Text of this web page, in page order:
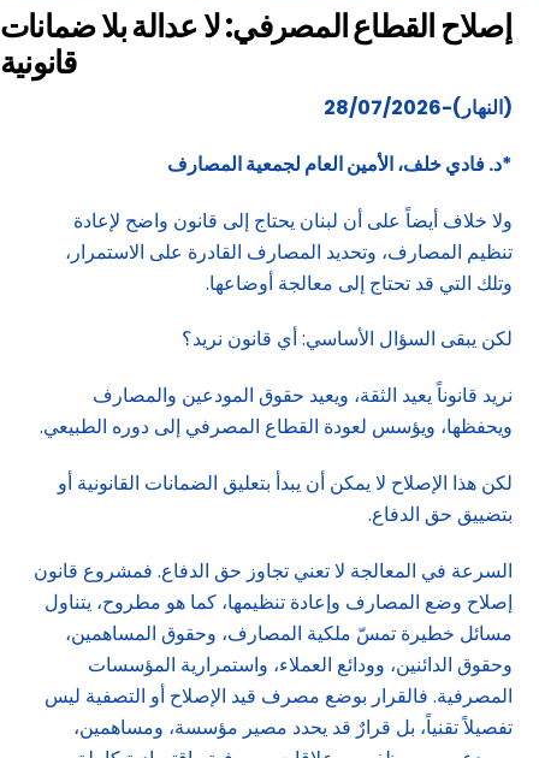
إصلاح القطاع المصرفي: لا عدالة بلا ضمانات
قانونية
(النهار)-28/07/2026
*د. فادي خلف،الأمين العام لجمعية المصارف
ولا خلاف أيضاً على أن لبنان يحتاج إلى قانون واضح لإعادة
تنظيم المصارف، وتحديد المصارف القادرة على الاستمرار،
وتلك التي قد تحتاج إلى معالجة أوضاعها.
لكن يبقى السؤال الأساسي: أي قانون نريد؟
نريد قانوناً يعيد الثقة، ويعيد حقوق المودعين والمصارف
ويحفظها، ويؤسس لعودة القطاع المصرفي إلى دوره الطبيعي.
لكن هذا الإصلاح لا يمكن أن يبدأ بتعليق الضمانات القانونية أو
بتضييق حق الدفاع.
السرعة في المعالجة لا تعني تجاوز حق الدفاع. فمشروع قانون
إصلاح وضع المصارف وإعادة تنظيمها، كما هو مطروح، يتناول
مسائل خطيرة تمسّ ملكية المصارف، وحقوق المساهمين،
وحقوق الدائنين، وودائع العملاء، واستمرارية المؤسسات
المصرفية. فالقرار بوضع مصرف قيد الإصلاح أو التصفية ليس
تفصيلاً تقنياً، بل قرارٌ قد يحدد مصير مؤسسة، ومساهمين،